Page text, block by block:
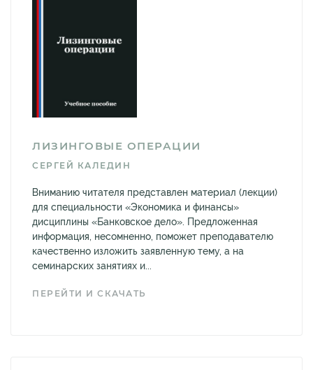
ЛИЗИНГОВЫЕ ОПЕРАЦИИ
СЕРГЕЙ КАЛЕДИН
Вниманию читателя представлен материал (лекции)
для специальности «Экономика и финансы»
дисциплины «Банковское дело». Предложенная
информация, несомненно, поможет преподавателю
качественно изложить заявленную тему, а на
семинарских занятиях и...
ПЕРЕЙТИ И СКАЧАТЬ